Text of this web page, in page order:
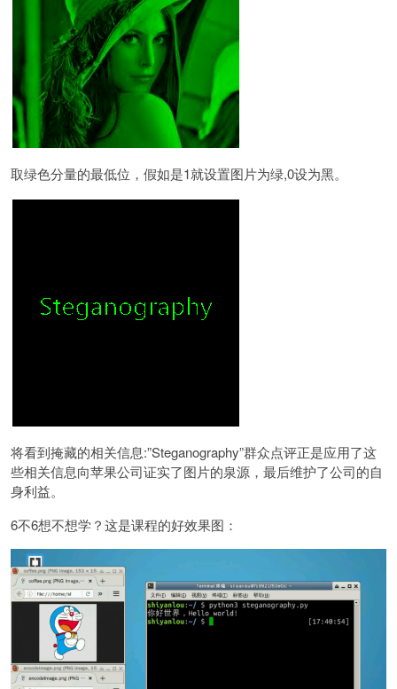
取绿色分量的最低位，假如是1就设置图片为绿,0设为黑。
将看到掩藏的相关信息:”Steganography”群众点评正是应用了这
些相关信息向苹果公司证实了图片的泉源，最后维护了公司的自
身利益。
6不6想不想学？这是课程的好效果图：